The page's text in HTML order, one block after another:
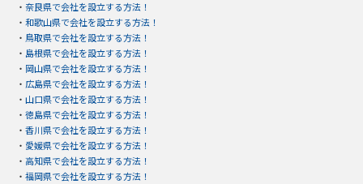
・ 奈良県で会社を設立する方法！
・ 和歌山県で会社を設立する方法！
・ 鳥取県で会社を設立する方法！
・ 島根県で会社を設立する方法！
・ 岡山県で会社を設立する方法！
・ 広島県で会社を設立する方法！
・ 山口県で会社を設立する方法！
・ 徳島県で会社を設立する方法！
・ 香川県で会社を設立する方法！
・ 愛媛県で会社を設立する方法！
・ 高知県で会社を設立する方法！
・ 福岡県で会社を設立する方法！